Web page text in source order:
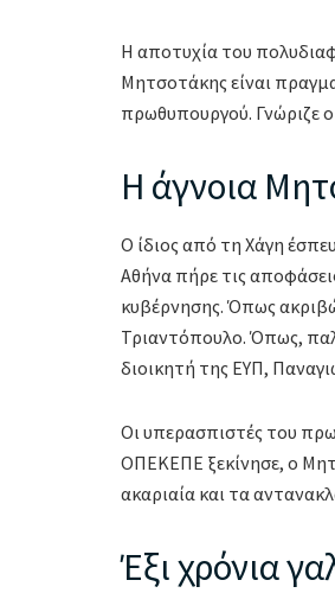
Η αποτυχία του
Μητσοτάκης είναι
πρωθυπουργού. Γνώριζε
Η άγνοια
Ο ίδιος από τη Χάγη
Αθήνα πήρε τις
κυβέρνησης. Όπως
Τριαντόπουλο. Όπως,
διοικητή της ΕΥΠ,
Οι υπερασπιστές του
ΟΠΕΚΕΠΕ ξεκίνησε, ο
ακαριαία και τα
Έξι χρόνια